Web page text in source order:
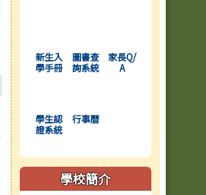
新生入
學手冊
圖書查
詢系統
家長Q/
A
學生認
證系統
行事曆
學校簡介